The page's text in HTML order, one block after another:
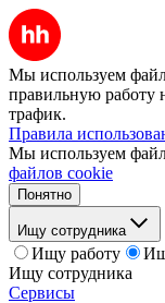
Мы используем
правильную работу
трафик.
Правила
Мы используем
файлов cookie
Понятно
Ищу сотрудника
Ищу работу
Ищу сотрудника
Сервисы